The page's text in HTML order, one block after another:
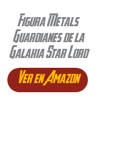
Figura Metals
Guardianes de la
Galaxia Star Lord
Ver en Amazon